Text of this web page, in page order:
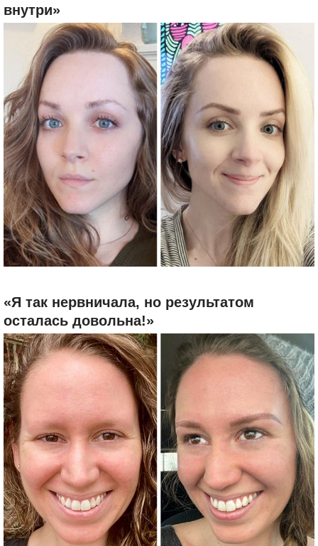
внутри»
«Я так нервничала, но результатом
осталась довольна!»